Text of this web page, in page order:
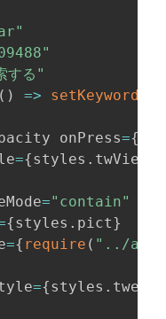
する"
( ) =>
onPress={
={styles . twView
="contain"
{styles . pict}
={ require ( "../
={styles . tweet